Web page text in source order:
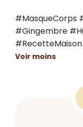
#MasqueCorps
#Gingembre
Voir moins